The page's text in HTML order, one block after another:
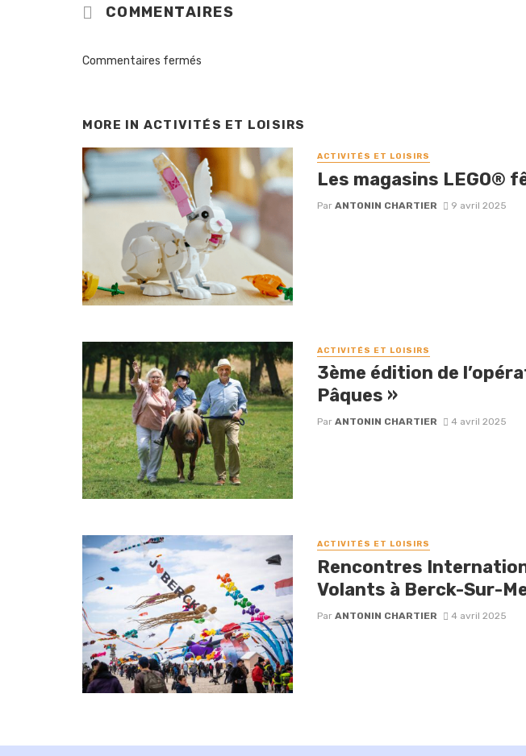
COMMENTAIRES
Commentaires fermés
MORE IN ACTIVITÉS ET LOISIRS
ACTIVITÉS ET LOISIRS
Les magasins LEGO®
Par ANTONIN CHARTIER 9 avril 2025
ACTIVITÉS ET LOISIRS
3ème édition de
Pâques »
Par ANTONIN CHARTIER 4 avril 2025
ACTIVITÉS ET LOISIRS
Rencontres
Volants à Berck-Sur-
Par ANTONIN CHARTIER 4 avril 2025